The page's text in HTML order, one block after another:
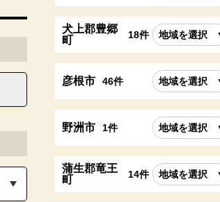
犬上郡豊郷
町
18件 地域を選択
彦根市 46件 地域を選択
野洲市 1件 地域を選択
蒲生郡竜王
町
14件 地域を選択